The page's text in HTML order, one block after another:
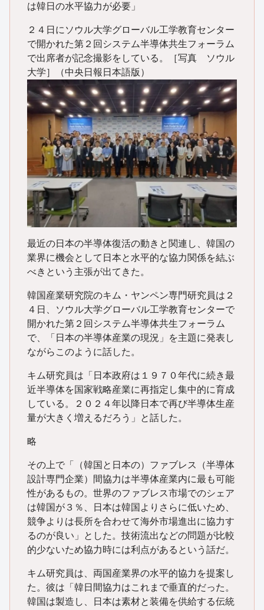
は韓日の水平協力が必要」
２４日にソウル大学グローバル工学教育センター
で開かれた第２回システム半導体共生フォーラム
で出席者が記念撮影をしている。［写真 ソウル
大学］（中央日報日本語版）
最近の日本の半導体復活の動きと関連し、韓国の
業界に機会として日本と水平的な協力関係を結ぶ
べきという主張が出てきた。
韓国産業研究院のキム・ヤンペン専門研究員は２
４日、ソウル大学グローバル工学教育センターで
開かれた第２回システム半導体共生フォーラム
で、「日本の半導体産業の現況」を主題に発表し
ながらこのように話した。
キム研究員は「日本政府は１９７０年代に続き最
近半導体を国家戦略産業に再指定し集中的に育成
している。２０２４年以降日本で再び半導体生産
量が大きく増えるだろう」と話した。
略
その上で「（韓国と日本の）ファブレス（半導体
設計専門企業）間協力は半導体産業内に最も可能
性があるもの。世界のファブレス市場でのシェア
は韓国が３％、日本は韓国よりさらに低いため、
競争よりは長所を合わせて海外市場進出に協力す
るのが良い」とした。技術流出などの問題が比較
的少ないため協力時には利点があるという話だ。
キム研究員は、両国産業界の水平的協力を提案し
た。彼は「韓日間協力はこれまで垂直的だった。
韓国は製造し、日本は素材と装備を供給する伝統